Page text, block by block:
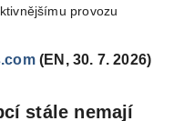
provozu
(EN, 30. 7. 2026)
stále nemají